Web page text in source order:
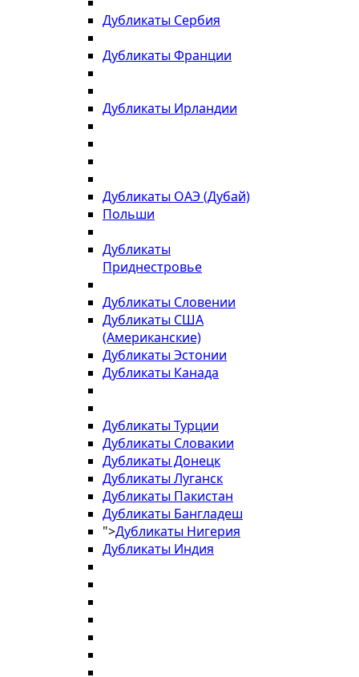
Дубликаты Сербия
Дубликаты Франции
Дубликаты Ирландии
Дубликаты ОАЭ (Дубай)
Польши
Дубликаты
Приднестровье
Дубликаты Словении
Дубликаты США
(Американские)
Дубликаты Эстонии
Дубликаты Канада
Дубликаты Турции
Дубликаты Словакии
Дубликаты Донецк
Дубликаты Луганск
Дубликаты Пакистан
Дубликаты Бангладеш
">Дубликаты Нигерия
Дубликаты Индия